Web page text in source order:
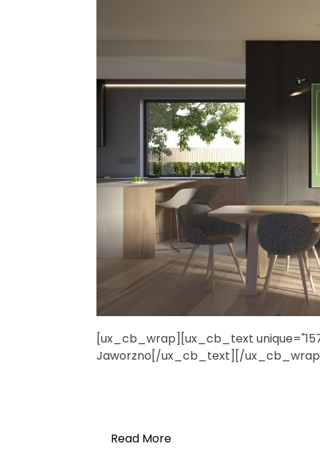
[ux_cb_wrap][ux_cb_text
Jaworzno[/ux_cb_text][/
Read More